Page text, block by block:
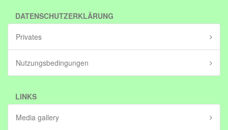
DATENSCHUTZERKLÄRUNG
Privates
Nutzungsbedingungen
LINKS
Media gallery